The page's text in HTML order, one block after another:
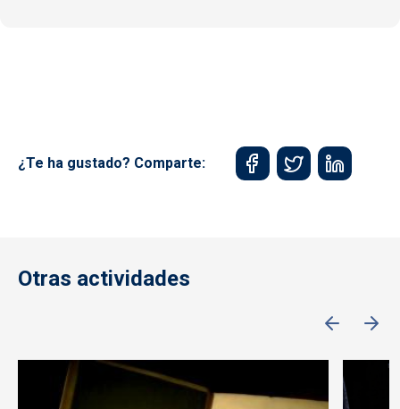
¿Te ha gustado? Comparte:
Otras actividades